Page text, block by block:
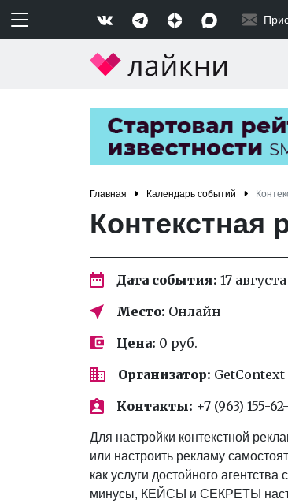
Главная Календарь событий
Контекстная
Дата события: 17
Место: Онлайн
Цена: 0 руб.
Организатор: GetContext
Контакты: +7 (963) 155-
Для настройки контекстной
или настроить рекламу
как услуги достойного
минусы, КЕЙСЫ и СЕКРЕТЫ